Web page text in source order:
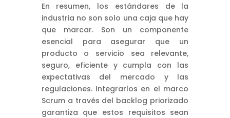
En resumen, los estándares de la
industria no son solo una caja que hay
que marcar. Son un componente
esencial para asegurar que un
producto o servicio sea relevante,
seguro, eficiente y cumpla con las
expectativas del mercado y las
regulaciones. Integrarlos en el marco
Scrum a través del backlog priorizado
garantiza que estos requisitos sean